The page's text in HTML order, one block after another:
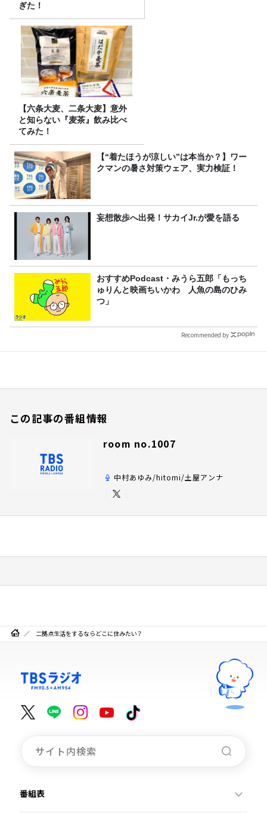
ぎた！
【六条大麦、二条大麦】意外
と知らない『麦茶』飲み比べ
てみた！
【“着たほうが涼しい”は本当か？】ワー
クマンの暑さ対策ウェア、実力検証！
妄想散歩へ出発！サカイJr.が愛を語る
おすすめPodcast・みうら五郎「もっち
ゅりんと映画ちいかわ 人魚の島のひみ
つ」
Recommended by
この記事の番組情報
room no.1007
中村あゆみ/hitomi/土屋アンナ
二拠点生活をするならどこに住みたい？
番組表